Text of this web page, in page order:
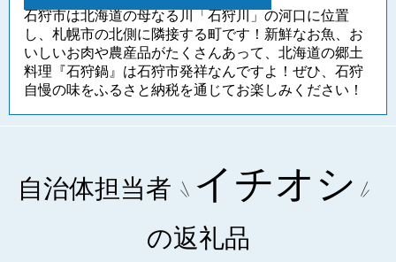
石狩市は北海道の母なる川「石狩川」の河口に位置
し、札幌市の北側に隣接する町です！新鮮なお魚、お
いしいお肉や農産品がたくさんあって、北海道の郷土
料理『石狩鍋』は石狩市発祥なんですよ！ぜひ、石狩
自慢の味をふるさと納税を通じてお楽しみください！
自治体担当者 イチオシ
の返礼品